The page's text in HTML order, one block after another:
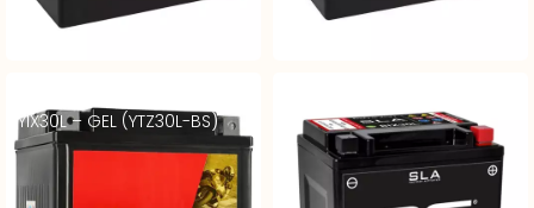
YIX30L – GEL (YTZ30L-BS)